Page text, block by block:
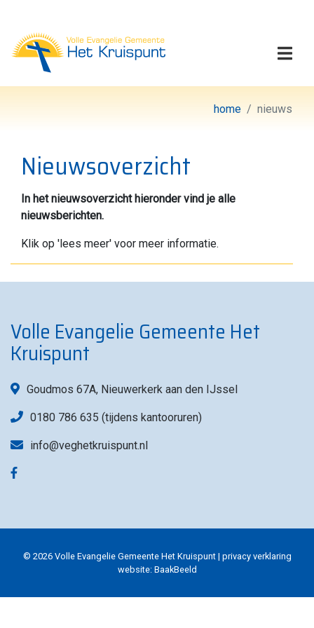
Volle Evangelie
home nieuws
Nieuwsoverzicht
In het nieuwsoverzicht hieronder vind je alle
nieuwsberichten.
Klik op 'lees meer' voor meer informatie.
Volle Evangelie Gemeente Het
Kruispunt
Goudmos 67A, Nieuwerkerk aan den IJssel
0180 786 635 (tijdens kantooruren)
info@veghetkruispunt.nl
© 2026 Volle Evangelie Gemeente Het Kruispunt | privacy verklaring
website: BaakBeeld